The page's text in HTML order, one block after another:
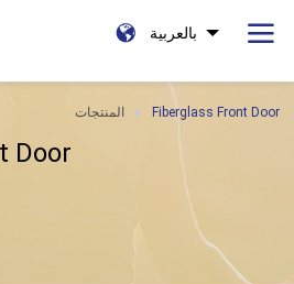
بالعربية
المنتجات Fiberglass Front Door
Door